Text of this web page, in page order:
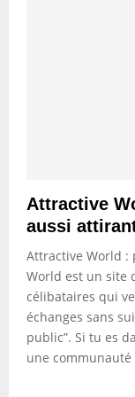
Attractive
aussi
Attractive World :
World est un site
célibataires qui
échanges sans
public”. Si tu es
une communauté